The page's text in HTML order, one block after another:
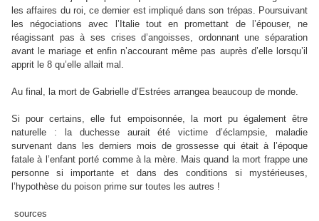
les affaires du roi, ce dernier est impliqué dans son trépas. Poursuivant
les négociations avec l’Italie tout en promettant de l’épouser, ne
réagissant pas à ses crises d’angoisses, ordonnant une séparation
avant le mariage et enfin n’accourant même pas auprès d’elle lorsqu’il
apprit le 8 qu’elle allait mal.
Au final, la mort de Gabrielle d’Estrées arrangea beaucoup de monde.
Si pour certains, elle fut empoisonnée, la mort pu également être
naturelle : la duchesse aurait été victime d’éclampsie, maladie
survenant dans les derniers mois de grossesse qui était à l’époque
fatale à l’enfant porté comme à la mère. Mais quand la mort frappe une
personne si importante et dans des conditions si mystérieuses,
l’hypothèse du poison prime sur toutes les autres !
sources